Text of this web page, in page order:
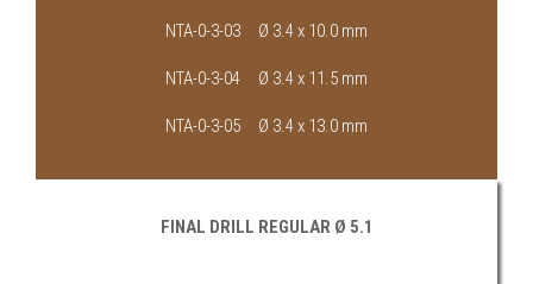
NTA-0-3-03 Ø 3.4 x 10.0 mm
NTA-0-3-04 Ø 3.4 x 11.5 mm
NTA-0-3-05 Ø 3.4 x 13.0 mm
FINAL DRILL REGULAR Ø 5.1